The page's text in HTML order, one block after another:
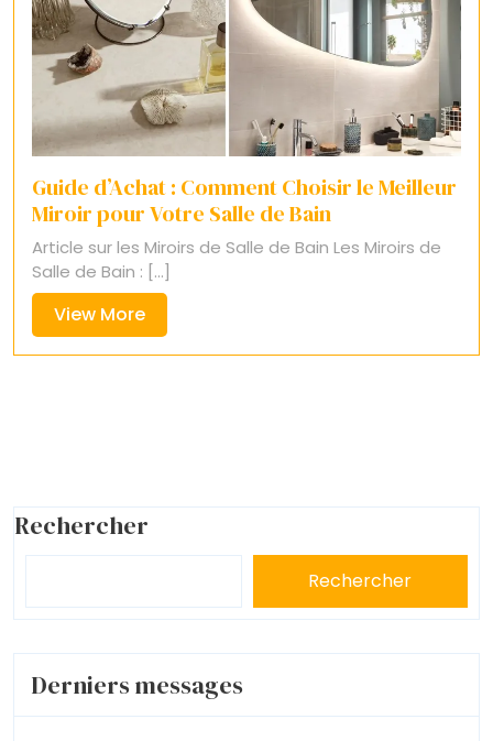
Guide d’Achat : Comment Choisir le Meilleur
Miroir pour Votre Salle de Bain
Article sur les Miroirs de Salle de Bain Les Miroirs de
Salle de Bain : [...]
View MoreView
More
Rechercher
Rechercher
Derniers messages